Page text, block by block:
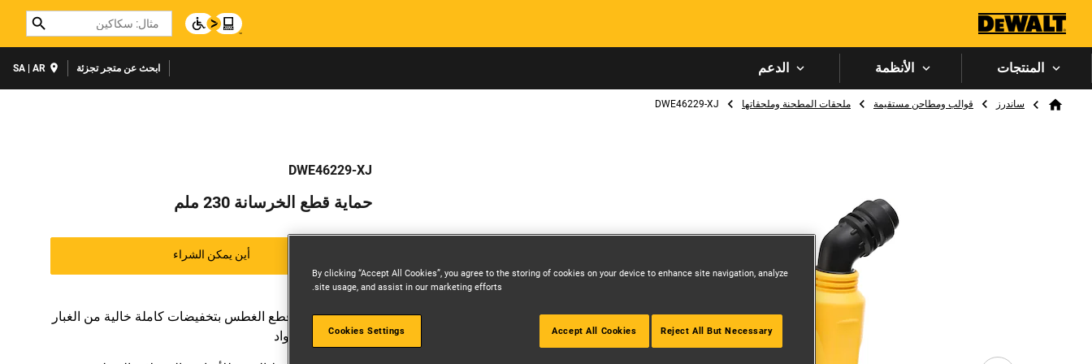
Search
المنتجات الأنظمة الدعم ابحث عن متجر تجزئة SA | AR
Breadcrumb
Homeساندرز قوالب ومطاحن مستقيمة ملحقات المطحنة وملحقاتها DWE46229-XJ
DWE46229-XJ
حماية قطع الخرسانة 230 ملم
أين يمكن الشراء
تسمح ميزة قطع الغطس بتخفيضات كاملة خالية من الغبار
في جميع المواد
By clicking “Accept All Cookies”, you agree to the storing of cookies on your device to enhance site navigation, analyze
site usage, and assist in our marketing efforts.
Cookies Settings Reject All But Necessary
Accept All Cookies